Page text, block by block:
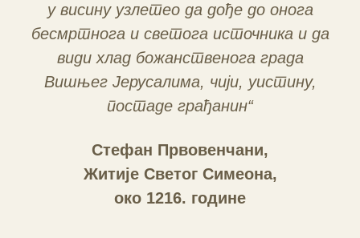
у висину узлетео да дође до онога
бесмртнога и светога источника и да
види хлад божанственога града
Вишњег Јерусалима, чији, уистину,
постаде грађанин“
Стефан Првовенчани,
Житије Светог Симеона,
око 1216. године